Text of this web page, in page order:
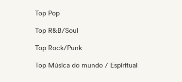
Top Pop
Top R&B/Soul
Top Rock/Punk
Top Música do mundo / Espiritual